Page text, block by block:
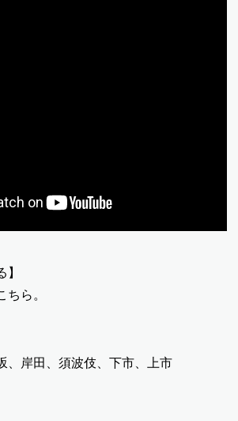
ちら。
、岸田、須波伎、下市、上市